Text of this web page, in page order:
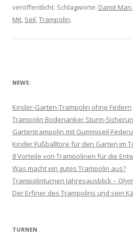
veröffentlicht. Schlagworte: Damit Man,
Mit, Seil,Trampolin.
NEWS:
Kinder-Garten-Trampolin ohne Federn
Trampolin Bodenanker Sturm-
Gartentrampolin mit Gummiseil-
Kinder Fußballtore für den Garten im
8 Vorteile von Trampolinen für die
Was macht ein gutes Trampolin aus?
Trampolinturnen Jahresausblick –
Der Erfiner des Trampolins und sein
TURNEN